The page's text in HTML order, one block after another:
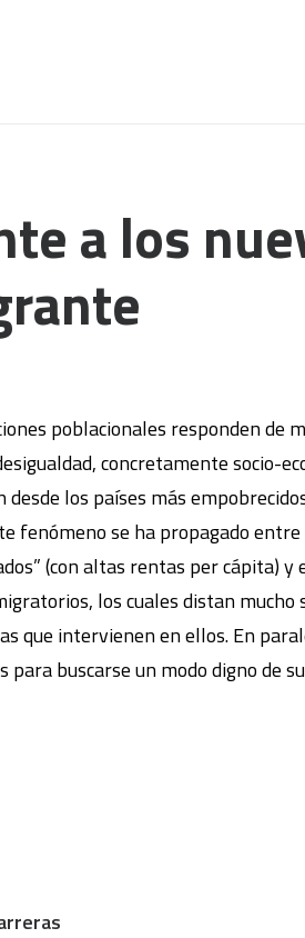
a los
poblacionales responden de
concretamente socio-
desde los países más
fenómeno se ha propagado
(con altas rentas per cápita)
los cuales distan
que intervienen en ellos. En
buscarse un modo digno de